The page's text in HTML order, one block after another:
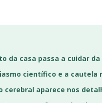
da casa passa a cuidar
científico e a cautela
cerebral aparece nos